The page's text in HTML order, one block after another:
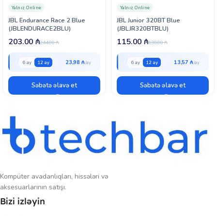
JBL Endurance Race 2 Blue
(JBLENDURACE2BLU)
Yalnız Online
244.00₼
203.00 ₼
6 ay 12 ay 23,98 ₼
Səbətə əlavə et
JBL Junior 320BT Blue
(JBLJR320BTBLU)
Yalnız Online
138.00₼
115.00 ₼
6 ay 12 ay 13,57 ₼
Səbətə əlavə et
Kompüter avadanlıqları, hissələri və
aksesuarlarının satışı.
Bizi izləyin